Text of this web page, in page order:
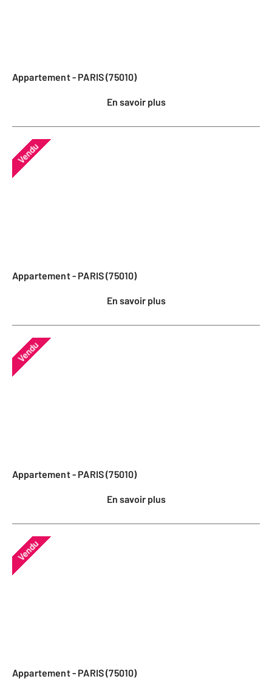
Appartement - PARIS (75010)
En savoir plus
Vendu
Appartement - PARIS (75010)
En savoir plus
Vendu
Appartement - PARIS (75010)
En savoir plus
Vendu
Appartement - PARIS (75010)